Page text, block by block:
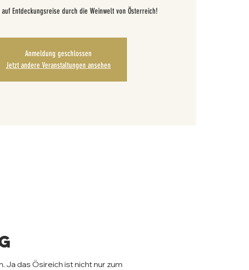
Entdeckungsreise durch die Weinwelt von Österreich!
Anmeldung geschlossen
Jetzt andere Veranstaltungen ansehen
Ja das Ösireich ist nicht nur zum